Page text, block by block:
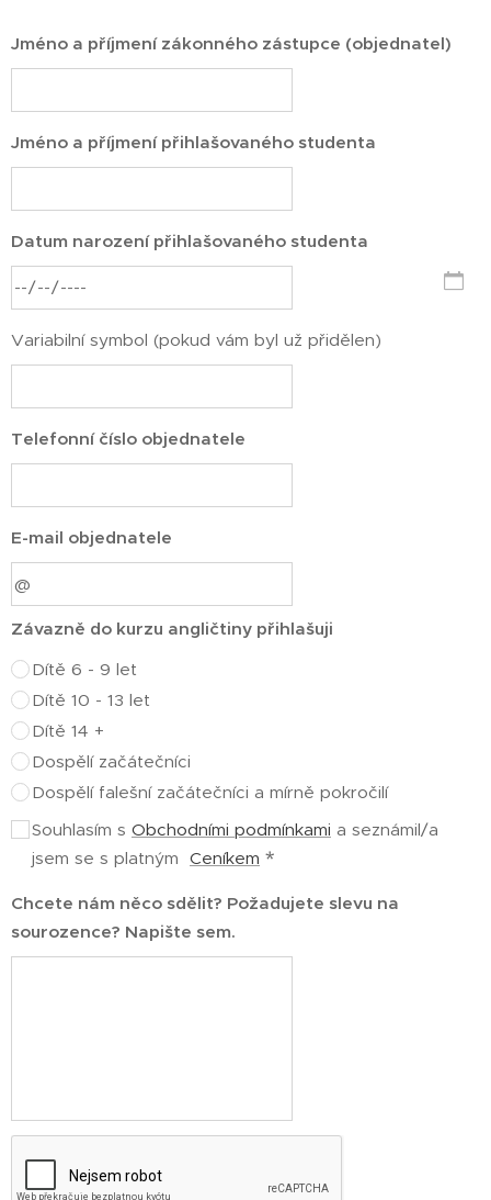
Jméno a příjmení zákonného zástupce (objednatel)
Jméno a příjmení přihlašovaného studenta
Datum narození přihlašovaného studenta
Variabilní symbol (pokud vám byl už přidělen)
Telefonní číslo objednatele
E-mail objednatele
Závazně do kurzu angličtiny přihlašuji
Dítě 6 - 9 let
Dítě 10 - 13 let
Dítě 14 +
Dospělí začátečníci
Dospělí falešní začátečníci a mírně pokročilí
Souhlasím s Obchodními podmínkami a seznámil/a
jsem se s platným Ceníkem
Chcete nám něco sdělit? Požadujete slevu na
sourozence? Napište sem.